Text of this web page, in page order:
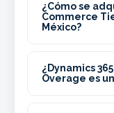
¿Cómo se
Commerce
México?
¿Dynamics
Overage es